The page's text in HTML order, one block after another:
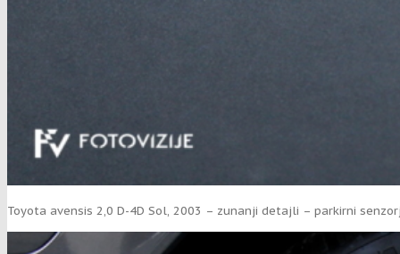
Toyota avensis 2,0 D-4D Sol, 2003 – zunanji detajli – parkirni